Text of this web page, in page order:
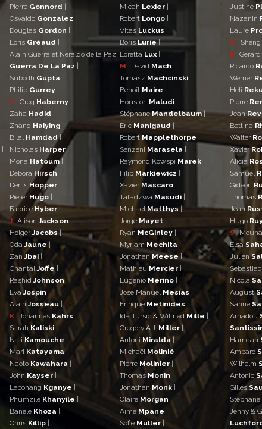
Pierre Gonnord
Osvaldo Gonzalez
Douglas Gordon
Loris Gréaud
Alain Guerra et Neraldo de la Paz
Guerra De La Paz
Subodh Gupta
Philip Gurrey
H
Greg Haberny
Zaha Hadid
Zhang Haiying
Bilal Hamdad|
Nicholas Harper|
Mona Hatoum|
Debora Hirsch
Denis Hopper
Pieter Hugo
Fabrice Hyber|
J AlisonJackson|
HolgerJacobs|
OdaJaune
ZanJbai |
ChantalJoffe
RashidJohnson|
EvaJospin |
AlainJosseau
K Johannes Kahrs
Sarah Kaliski
Naji Kamouche
Mari Katayama|
Naoto Kawahara
John Kayser
LebohangKganye
Phumzile Khanyile
Banele Khoza
Chris Killip
Micah Lexier
Robert Longo
Vitas Luckus
BorisLurie|
Loretta Lux
M
David Mach
Tomasz Machcinski
Benoît Maire
Houston Maludi
StéphaneMandelbaum|
Eric Manigaud
RobertMapplethorpe
Senzeni Marasela
Raymond Kowspi Marek
Filip Markiewicz
Xavier Mascaro
Tafadzwa Masudi
MichaelMatthys|
Jorge Mayet
Ryan McGinley
Myriam Mechita
Jonathan Meese|
Mathieu Mercier
Eugenio Mérino
José Manuel Mesías
Enrique Metinides
Ida Tursic & WilfriedMille
Gregory A.J. Miller|
AntoniMiralda
Michaël Molinié
Pierre Molinier|
Thomas Monin
JonathanMonk|
Claire Morgan |
Aimé Mpane
Sofie Muller
Justine
Nazanin
Laure
Q
Sheng
R Gérard
Ricardo
Werner
Heli
Pierre
Jean
Bettina
Walter
Xavier
Alicia
Samuel
Gideon
Thomas
Jean
Hugo
S Mouna
Elsa
Julien
Sebastiao
Nicola
August
Sanne
Amadou
Hamdan
Amparo
Wilhelm
Antonio
Gilles
Stéphane
Jenny &